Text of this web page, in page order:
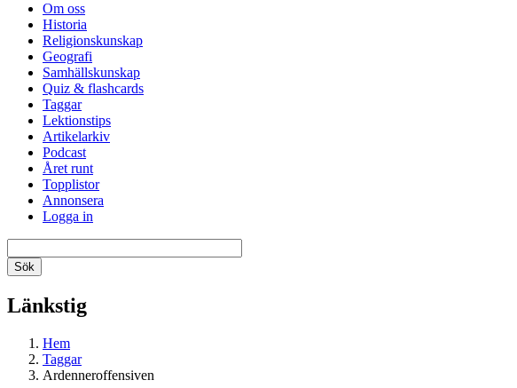
Om oss
Historia
Religionskunskap
Geografi
Samhällskunskap
Quiz & flashcards
Taggar
Lektionstips
Artikelarkiv
Podcast
Året runt
Topplistor
Annonsera
Logga in
Länkstig
Hem
Taggar
Ardenneroffensiven